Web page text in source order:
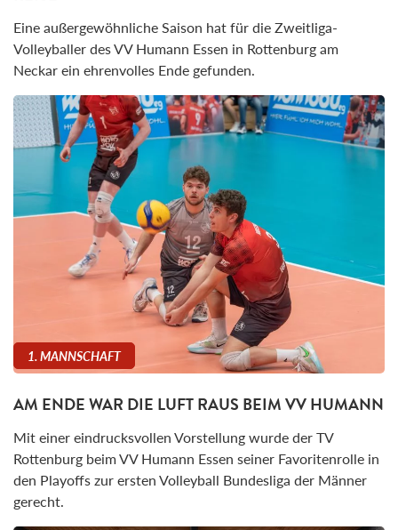
Eine außergewöhnliche Saison hat für die Zweitliga-
Volleyballer des VV Humann Essen in Rottenburg am
Neckar ein ehrenvolles Ende gefunden.
1. MANNSCHAFT
AM ENDE WAR DIE LUFT RAUS BEIM VV HUMANN
Mit einer eindrucksvollen Vorstellung wurde der TV
Rottenburg beim VV Humann Essen seiner Favoritenrolle in
den Playoffs zur ersten Volleyball Bundesliga der Männer
gerecht.